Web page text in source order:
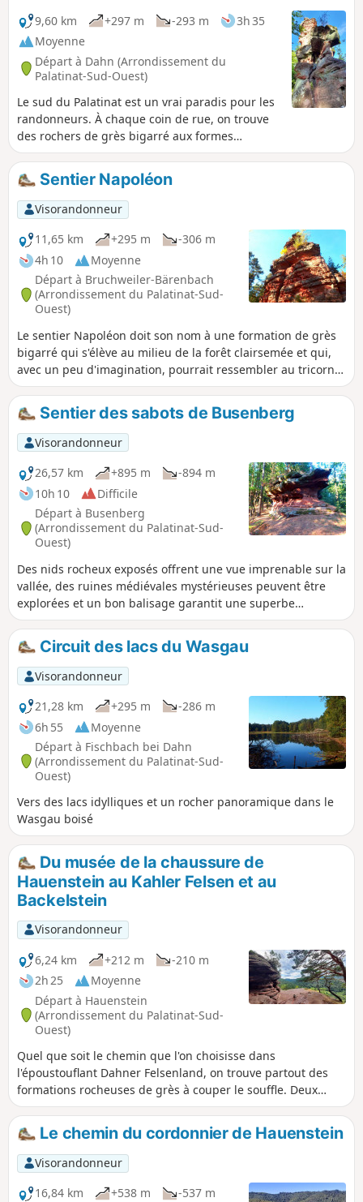
9,60 km +297 m -293 m
3h 35
Moyenne
Départ à Dahn (Arrondissement du
Palatinat-Sud-Ouest)
Le sud du Palatinat est un vrai paradis pour les
randonneurs. À chaque coin de rue, on trouve
des rochers de grès bigarré aux formes
bizarres, dont beaucoup ont des noms
mystiques. Le massif rocheux Büttelfelsen
domine la ville de Dahn et culmine à 45 mètres
de hauteur. Sa particularité : en son centre se
trouve un trou dans la roche, depuis la plate-
forme panoramique duquel on peut voir le
Lämmerfelsen voisin. Le Napoleonfels, une tour
rocheuse en grès rouge, est également célèbre.
Il a non seulement donné son nom au
Napoleonsteig, mais se trouve également sur le
Sentier Napoléon
Visorandonneur
11,65 km
+295 m
-306 m
4h 10
Moyenne
Départ à Bruchweiler-Bärenbach
(Arrondissement du Palatinat-Sud-
Ouest)
Le sentier Napoléon doit son nom à une formation de grès
bigarré qui s'élève au milieu de la forêt clairsemée et qui,
avec un peu d'imagination, pourrait ressembler au tricorne
de l'empereur Napoléon. Le circuit passe devant plein de
formations rocheuses qui portent des noms fantaisistes et
qui s'élèvent de façon sauvage le long du chemin. En plus, il
passe près de la source du Reinighof et traverse des
prairies humides et marécageuses dans la vallée du
Wöllmersbach.
Sentier des sabots de Busenberg
Visorandonneur
26,57 km
+895 m
-894 m
10h 10
Difficile
Départ à Busenberg
(Arrondissement du Palatinat-Sud-
Ouest)
Des nids rocheux exposés offrent une vue imprenable sur la
vallée, des ruines médiévales mystérieuses peuvent être
explorées et un bon balisage garantit une superbe
randonnée dans le Mittlerer Wasgau. Des formations
rocheuses bizarres en grès bigarré bordent le chemin, on
passe sous d'imposantes portes rocheuses et on traverse
une vallée idyllique.
Circuit des lacs du Wasgau
Visorandonneur
21,28 km
+295 m
-286 m
6h 55
Moyenne
Départ à Fischbach bei Dahn
(Arrondissement du Palatinat-Sud-
Ouest)
Vers des lacs idylliques et un rocher panoramique dans le
Wasgau boisé
Du musée de la chaussure de
Hauenstein au Kahler Felsen et au
Backelstein
Visorandonneur
6,24 km
+212 m
-210 m
2h 25
Moyenne
Départ à Hauenstein
(Arrondissement du Palatinat-Sud-
Ouest)
Quel que soit le chemin que l'on choisisse dans
l'époustouflant Dahner Felsenland, on trouve partout des
formations rocheuses de grès à couper le souffle. Deux
d'entre elles sont le Kahle Felsen et le Backelstein au sud de
Hauenstein. Mais ce que peu de gens savent, c'est que c'est
ici que se trouve le musée allemand de la chaussure, dans
lequel sont exposés non seulement l'histoire de la
chaussure, mais aussi de nombreuses célébrités de la
chaussure.
Le chemin du cordonnier de Hauenstein
Visorandonneur
16,84 km
+538 m
-537 m